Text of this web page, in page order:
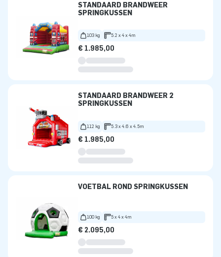
STANDAARD BRANDWEER
SPRINGKUSSEN
103 kg 5.2 x 4 x 4m
€ 1.985,00
STANDAARD BRANDWEER 2
SPRINGKUSSEN
112 kg 5.3 x 4.6 x 4.5m
€ 1.985,00
VOETBAL ROND SPRINGKUSSEN
100 kg 5 x 4 x 4m
€ 2.095,00